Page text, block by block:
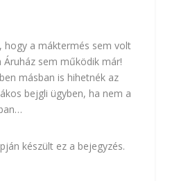
hogy a máktermés sem volt
Áruház sem működik már!
másban is hihetnék az
bejgli ügyben, ha nem a
készült ez a bejegyzés.